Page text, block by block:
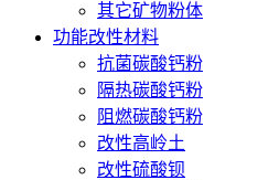
其它矿物粉体
功能改性材料
抗菌碳酸钙粉
隔热碳酸钙粉
阻燃碳酸钙粉
改性高岭土
改性硫酸钡